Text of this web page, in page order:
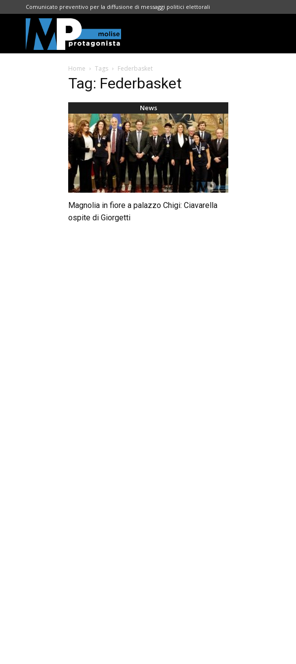
Comunicato preventivo per la diffusione di messaggi politici elettorali
Protagonista
Home Tags Federbasket
Tag: Federbasket
News
Magnolia in fiore a palazzo Chigi: Ciavarella
ospite di Giorgetti